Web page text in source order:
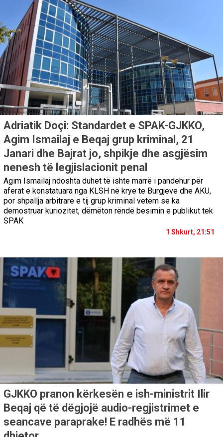
Adriatik Doçi: Standardet e SPAK-GJKKO,
Agim Ismailaj e Beqaj grup kriminal, 21
Janari dhe Bajrat jo, shpikje dhe asgjësim
nenesh të legjislacionit penal
Agim Ismailaj ndoshta duhet të ishte marrë i pandehur për
aferat e konstatuara nga KLSH në krye të Burgjeve dhe AKU,
por shpallja arbitrare e tij grup kriminal vetëm se ka
demostruar kuriozitet, dëmëton rëndë besimin e publikut tek
SPAK
1 Shkurt, 21:51
GJKKO pranon kërkesën e ish-ministrit Ilir
Beqaj që të dëgjojë audio-regjistrimet e
seancave paraprake! E radhës më 11